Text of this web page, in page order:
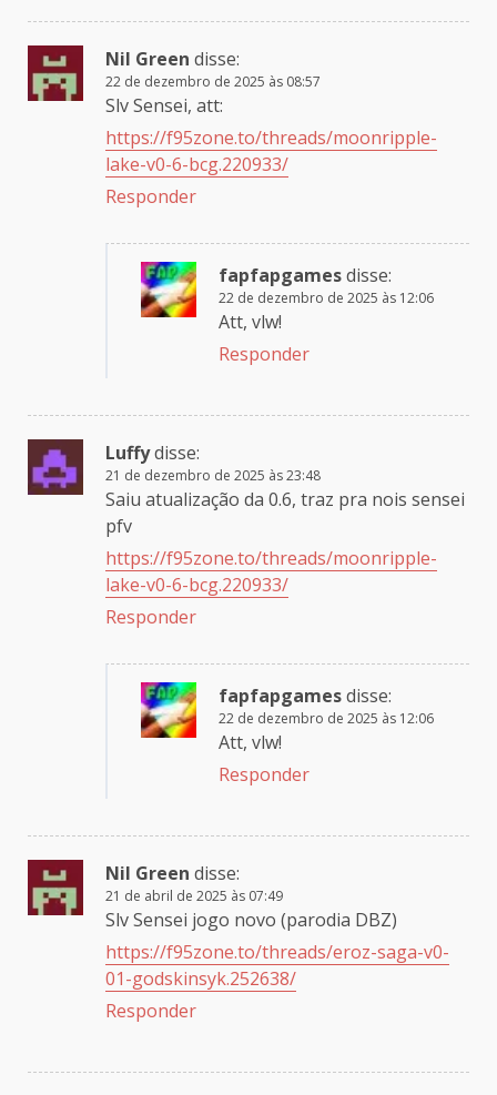
Nil Green disse:
22 de dezembro de 2025 às 08:57
Slv Sensei, att:
https://f95zone.to/threads/moonripple-
lake-v0-6-bcg.220933/
Responder
fapfapgamesdisse:
22 de dezembro de 2025 às 12:06
Att, vlw!
Responder
Luffydisse:
21 de dezembro de 2025 às 23:48
Saiu atualização da 0.6, traz pra nois sensei
pfv
https://f95zone.to/threads/moonripple-
lake-v0-6-bcg.220933/
Responder
fapfapgamesdisse:
22 de dezembro de 2025 às 12:06
Att, vlw!
Responder
Nil Green disse:
21 de abril de 2025 às 07:49
Slv Sensei jogo novo (parodia DBZ)
https://f95zone.to/threads/eroz-saga-v0-
01-godskinsyk.252638/
Responder